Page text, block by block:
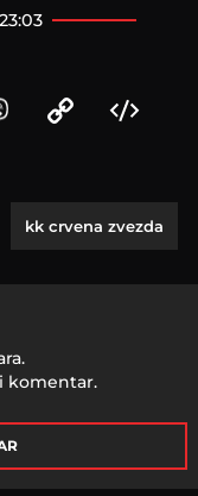
kk crvena zvezda
komentar.